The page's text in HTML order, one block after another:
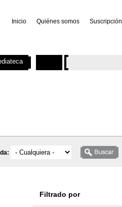
Inicio Quiénes somos Suscripción
Filtrado por